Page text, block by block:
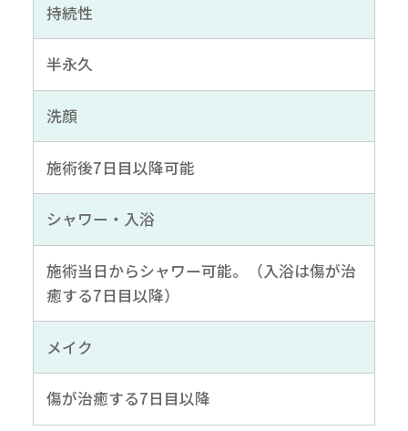
持続性
半永久
洗顔
施術後7日目以降可能
シャワー・入浴
施術当日からシャワー可能。（入浴は傷が治
癒する7日目以降）
メイク
傷が治癒する7日目以降